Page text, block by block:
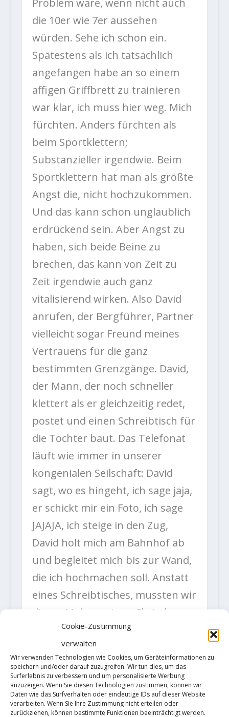
Cookie-Zustimmung
verwalten
Wir verwenden Technologien wie Cookies, um Geräteinformationen zu
speichern und/oder darauf zuzugreifen. Wir tun dies, um das
Surferlebnis zu verbessern und um personalisierte Werbung
anzuzeigen. Wenn Sie diesen Technologien zustimmen, können wir
Daten wie das Surfverhalten oder eindeutige IDs auf dieser Website
verarbeiten. Wenn Sie Ihre Zustimmung nicht erteilen oder
zurückziehen, können bestimmte Funktionen beeinträchtigt werden.
die 10er wie 7er aussehen
würden. Sehe ich schon ein.
Spätestens als ich tatsächlich
angefangen habe an so einem
affigen Griffbrett zu trainieren
war klar, ich muss hier weg. Mich
fürchten. Anders fürchten als
beim Sportklettern;
Substanzieller irgendwie. Beim
Sportklettern hat man als größte
Angst die, nicht hochzukommen.
Und das kann schon unglaublich
erdrückend sein. Aber Angst zu
haben, sich beide Beine zu
brechen, das kann von Zeit zu
Zeit irgendwie auch ganz
vitalisierend wirken. Also David
anrufen, der Bergführer, Partner
vielleicht sogar Freund meines
Vertrauens für die ganz
bestimmten Grenzgänge. David,
der Mann, der noch schneller
klettert als er gleichzeitig redet,
postet und einen Schreibtisch für
die Tochter baut. Das Telefonat
läuft wie immer in unserer
kongenialen Seilschaft: David
sagt, wo es hingeht, ich sage jaja,
er schickt mir ein Foto, ich sage
JAJAJA, ich steige in den Zug,
David holt mich am Bahnhof ab
und begleitet mich bis zur Wand,
die ich hochmachen soll. Anstatt
eines Schreibtisches, mussten wir
dieses Mal nur einen Christbaum
kaufen, aufstellen und auf der
Fahrt ins Karwendel bei drei
Restaurants halten, um deren
Speisekarten zu fotografieren.
Ich hab vergessen warum, stand